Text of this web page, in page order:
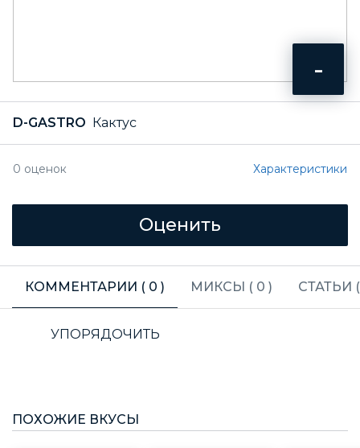
-
D-GASTRO Кактус
0 оценок Характеристики
КОММЕНТАРИИ ( 0 ) МИКСЫ ( 0 ) СТАТЬИ
УПОРЯДОЧИТЬ
ПОХОЖИЕ ВКУСЫ